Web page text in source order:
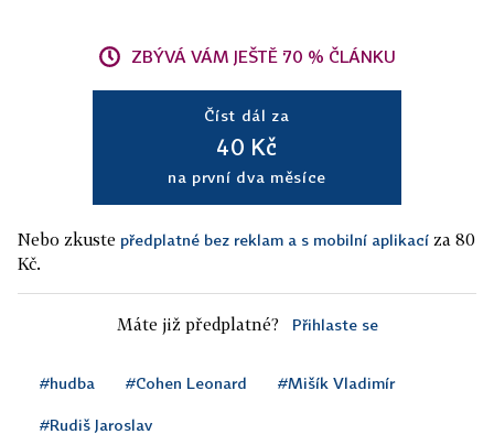
ZBÝVÁ VÁM JEŠTĚ 70 % ČLÁNKU
Číst dál za
40 Kč
na první dva měsíce
Nebo zkuste předplatné bez reklam a s mobilní aplikací za 80
Kč.
Máte již předplatné? Přihlaste se
#hudba #Cohen Leonard #Mišík Vladimír
#Rudiš Jaroslav